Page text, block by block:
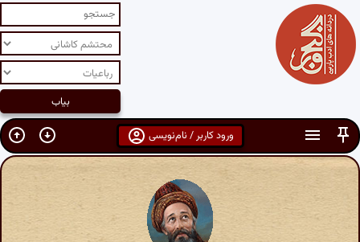
ورود کاربر / نام‌نویسی